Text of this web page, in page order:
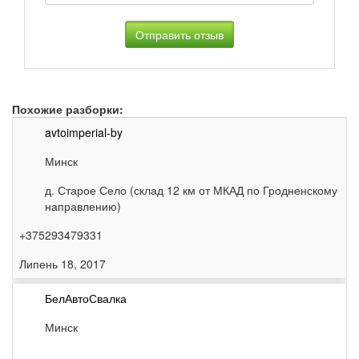
Похожие разборки:
avtoimperial-by
Минск
д. Старое Село (склад 12 км от МКАД по Гродненскому
направлению)
+375293479331
Липень 18, 2017
БелАвтоСвалка
Минск